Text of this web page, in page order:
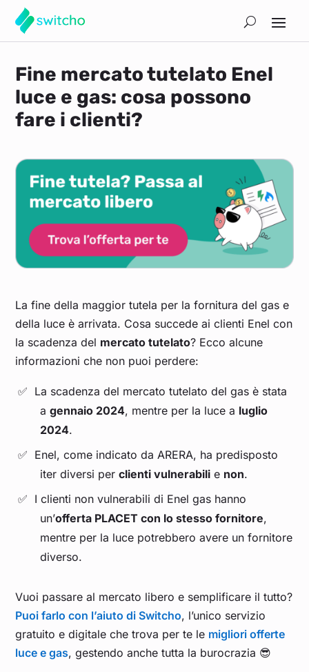
Fine mercato tutelato Enel
luce e gas: cosa possono
fare i clienti?
La fine della maggior tutela per la fornitura del gas e
della luce è arrivata. Cosa succede ai clienti Enel con
la scadenza del mercato tutelato? Ecco alcune
informazioni che non puoi perdere:
La scadenza del mercato tutelato del gas è stata
agennaio 2024, mentre per la luce a luglio
2024.
Enel, come indicato da ARERA, ha predisposto
iter diversi perclienti vulnerabili e non.
I clienti non vulnerabili di Enel gas hanno
un’offerta PLACET con lo stesso fornitore,
mentre per la luce potrebbero avere un fornitore
diverso.
Vuoi passare al mercato libero e semplificare il tutto?
Puoi farlo con l’aiuto di Switcho, l’unico servizio
gratuito e digitale che trova per te le migliori offerte
luce e gas, gestendo anche tutta la burocrazia 😎